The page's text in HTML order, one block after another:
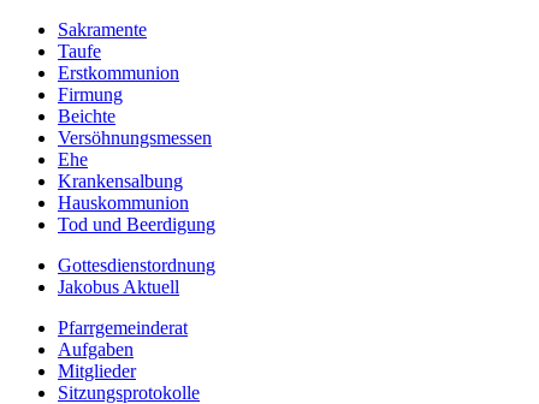
Sakramente
Taufe
Erstkommunion
Firmung
Beichte
Versöhnungsmessen
Ehe
Krankensalbung
Hauskommunion
Tod und Beerdigung
Gottesdienstordnung
Jakobus Aktuell
Pfarrgemeinderat
Aufgaben
Mitglieder
Sitzungsprotokolle